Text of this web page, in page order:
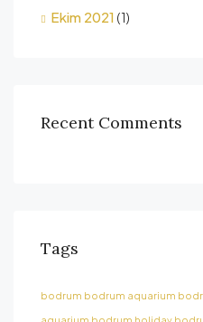
Ekim 2021 (1)
Recent Comments
Tags
bodrum bodrum aquarium